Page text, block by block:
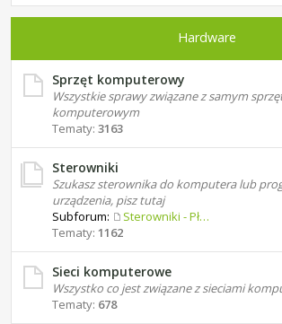
Hardware
Sprzęt komputerowy
Wszystkie sprawy związane z samym
komputerowym
Tematy: 3163
Sterowniki
Szukasz sterownika do komputera lub
urządzenia, pisz tutaj
Subforum:
Sterowniki - Płyty główne
Tematy: 1162
Sieci komputerowe
Wszystko co jest związane z sieciami
Tematy: 678